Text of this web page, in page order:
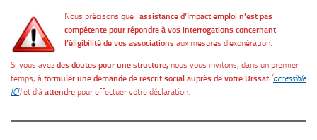
Nous précisons que l’assistance d’Impact emploi n’est pas
compétente pour répondre à vos interrogations concernant
l’éligibilité de vos associations aux mesures d’exonération.
Si vous avez des doutes pour une structure, nous vous invitons, dans un premier
temps, à formuler une demande de rescrit social auprès de votre Urssaf (accessible
ICI)et d’à attendre pour effectuer votre déclaration.